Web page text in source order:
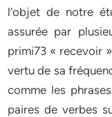
l’objet de notre
assurée par
primi73 « recevoir
vertu de sa
comme les
paires de verbes